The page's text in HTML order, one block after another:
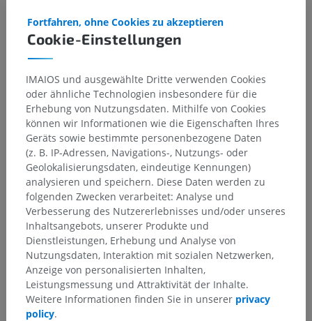
Cookie-Einstellungen
Fortfahren, ohne Cookies zu akzeptieren
IMAIOS und ausgewählte Dritte verwenden Cookies
oder ähnliche Technologien insbesondere für die
Erhebung von Nutzungsdaten. Mithilfe von Cookies
können wir Informationen wie die Eigenschaften Ihres
Geräts sowie bestimmte personenbezogene Daten
(z. B. IP-Adressen, Navigations-, Nutzungs- oder
Geolokalisierungsdaten, eindeutige Kennungen)
analysieren und speichern. Diese Daten werden zu
folgenden Zwecken verarbeitet: Analyse und
Verbesserung des Nutzererlebnisses und/oder unseres
Inhaltsangebots, unserer Produkte und
Dienstleistungen, Erhebung und Analyse von
Nutzungsdaten, Interaktion mit sozialen Netzwerken,
Anzeige von personalisierten Inhalten,
Leistungsmessung und Attraktivität der Inhalte.
Weitere Informationen finden Sie in unserer privacy
policy.